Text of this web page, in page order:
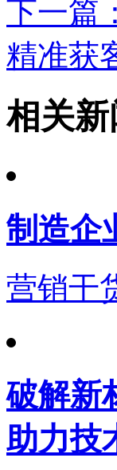
下一篇
精准获
相关新
制造企
营销干
破解新
助力技